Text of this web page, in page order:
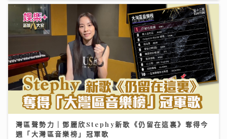
灣區聲勢力｜鄧麗欣Stephy新歌《仍留在這裏》奪得今
週「大灣區音樂榜」冠軍歌